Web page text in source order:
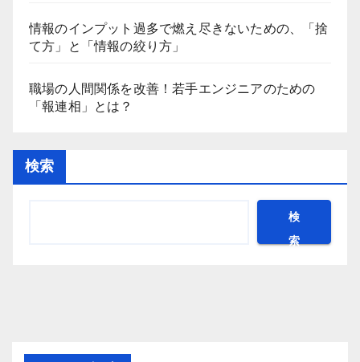
情報のインプット過多で燃え尽きないための、「捨
て方」と「情報の絞り方」
職場の人間関係を改善！若手エンジニアのための
「報連相」とは？
検索
検
索